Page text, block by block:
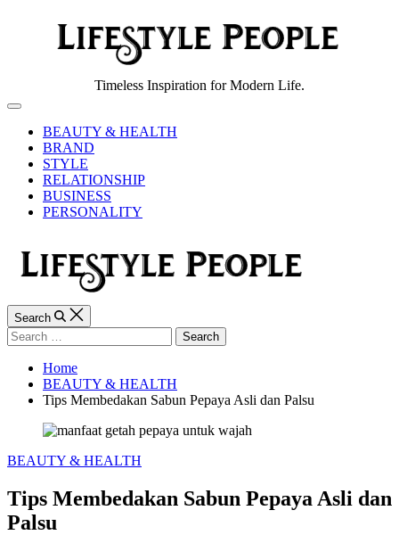
People
Timeless Inspiration for Modern Life.
Off
CanvasBEAUTY & HEALTH
BRAND
STYLE
RELATIONSHIP
BUSINESS
PERSONALITY
Search
Search
for:
Home
BEAUTY & HEALTH
Tips Membedakan Sabun Pepaya Asli dan Palsu
Categories
BEAUTY & HEALTH
Tips Membedakan Sabun Pepaya Asli dan
Palsu